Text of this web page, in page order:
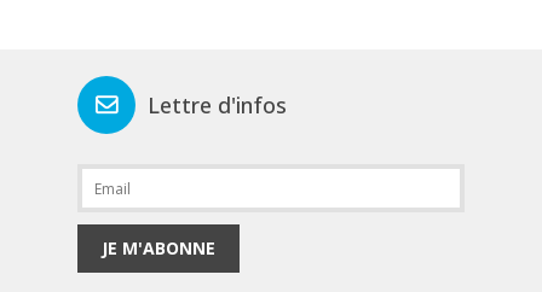
Lettre d'infos
JE M'ABONNE